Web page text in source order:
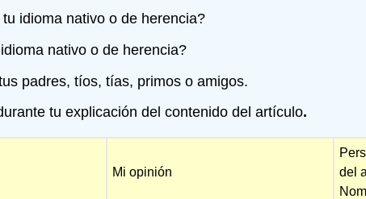
idioma nativo o de herencia?
nativo o de herencia?
padres, tíos, tías, primos o amigos.
tu explicación del contenido del artículo.
Mi opinión
del